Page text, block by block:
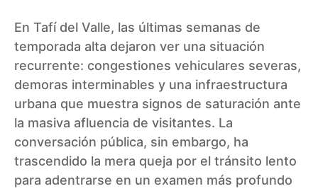
En Tafí del Valle, las últimas semanas de
temporada alta dejaron ver una situación
recurrente: congestiones vehiculares severas,
demoras interminables y una infraestructura
urbana que muestra signos de saturación ante
la masiva afluencia de visitantes. La
conversación pública, sin embargo, ha
trascendido la mera queja por el tránsito lento
para adentrarse en un examen más profundo